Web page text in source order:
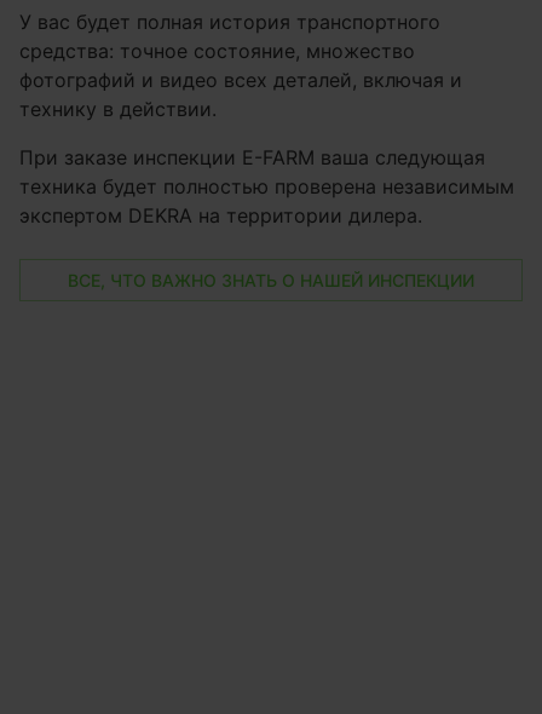
У вас будет полная история транспортного
средства: точное состояние, множество
фотографий и видео всех деталей, включая и
технику в действии.
При заказе инспекции E-FARM ваша следующая
техника будет полностью проверена независимым
экспертом DEKRA на территории дилера.
ВСЕ, ЧТО ВАЖНО ЗНАТЬ О НАШЕЙ ИНСПЕКЦИИ